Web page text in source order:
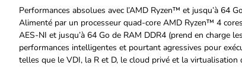
Performances absolues avec l’AMD Ryzen™ et jusqu’à 64
Alimenté par un processeur quad-core AMD Ryzen™ 4
AES-NI et jusqu’à 64 Go de RAM DDR4 (prend en charge
performances intelligentes et pourtant agressives pour
telles que le VDI, la R et D, le cloud privé et la virtualisation